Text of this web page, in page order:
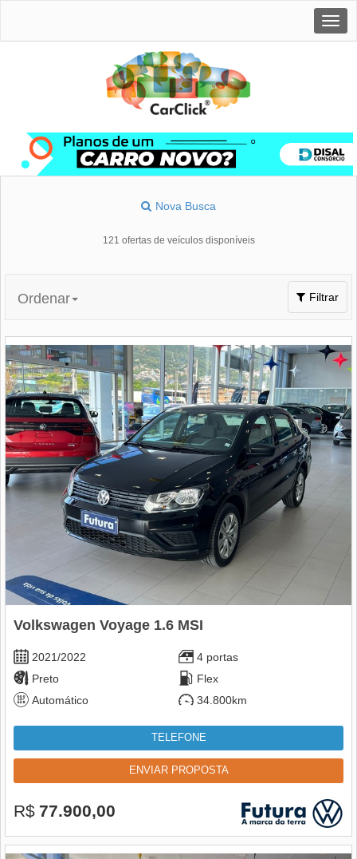
Nova Busca
121 ofertas de veículos disponíveis
Toggle
navigation
Filtrar
Ordenar
Volkswagen Voyage 1.6 MSI
2021/2022
4 portas
Preto
Flex
Automático
34.800km
TELEFONE
ENVIAR PROPOSTA
R$ 77.900,00